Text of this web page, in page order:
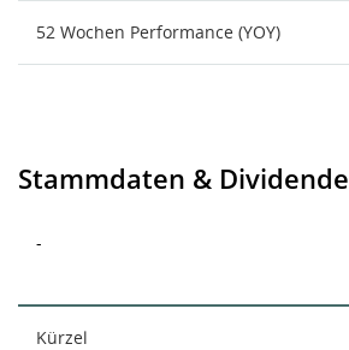
52 Wochen Performance (YOY)
Stammdaten & Dividende
-
Kürzel